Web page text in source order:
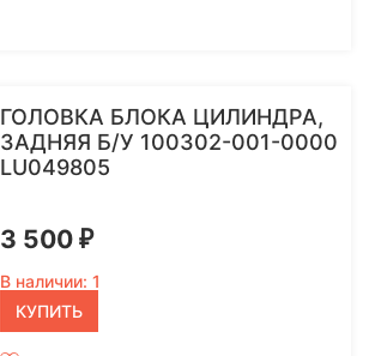
ГОЛОВКА БЛОКА ЦИЛИНДРА,
ЗАДНЯЯ Б/У 100302-001-0000
LU049805
3 500 ₽
В наличии: 1
КУПИТЬ